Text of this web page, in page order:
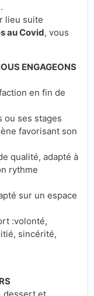
lieu suite
au Covid, vous
ENGAGEONS
en fin de
ou ses stages
favorisant son
qualité, adapté à
rythme
sur un espace
:volonté,
sincérité,